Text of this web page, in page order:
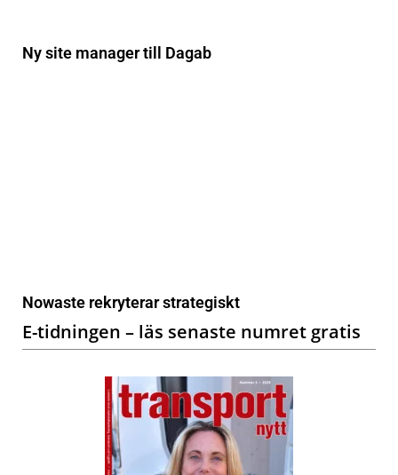
Ny site manager till Dagab
Nowaste rekryterar strategiskt
E-tidningen – läs senaste numret gratis